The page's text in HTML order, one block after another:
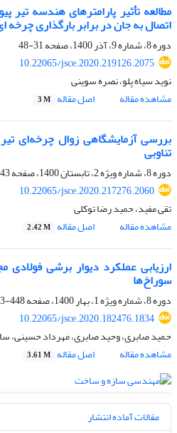
مطالعه تأثیر پارامترهای هندسه تیر
اتصال به جان در برابر بارگذاری چرخه
دوره 8، شماره 9، آذر 1400، صفحه
31-48
10.22065/jsce.2020.219126.2075
نوید سیاه پلو، نصره سوینی
مشاهده مقاله
اصل مقاله 3 M
بررسی آزمایشگاهی زوال چرخه‌ای
تناوبی
دوره 8، شماره ویژه 2، تابستان 1400، صفحه
10.22065/jsce.2020.217276.2060
تقی مفید، حمید رضا توکلی
مشاهده مقاله
اصل مقاله 2.42 M
ارزیابی عملکرد دیوار برشی
سوراخ‌ها
دوره 8، شماره ویژه 1، بهار 1400، صفحه
448-473
10.22065/jsce.2020.182476.1834
حمید صابری، وحید صابری، مهرداد حسینی،
مشاهده مقاله
اصل مقاله 3.61 M
مقالات آماده انتشار